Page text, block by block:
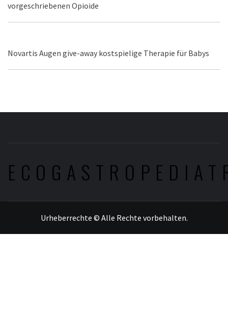
vorgeschriebenen Opioide
Novartis Augen give-away kostspielige Therapie für Babys
Urheberrechte © Alle Rechte vorbehalten.